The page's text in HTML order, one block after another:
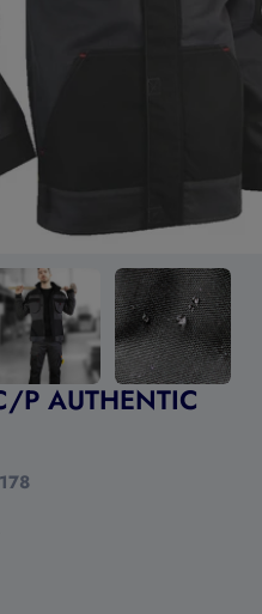
mode modal
P AUTHENTIC